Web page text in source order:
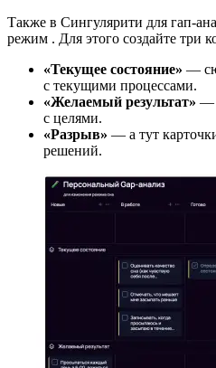
Также в Сингулярити для гап-
режим . Для этого создайте три
«Текущее состояние» —
с текущими процессами.
«Желаемый результат» —
с целями.
«Разрыв» — а тут
решений.